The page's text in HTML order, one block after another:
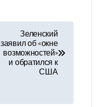
Зеленский
заявил об «окне
возможностей»
и обратился к
США